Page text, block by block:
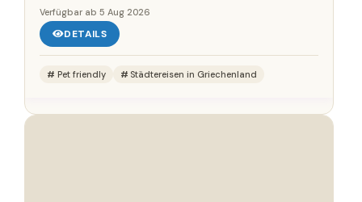
Verfügbar ab 5 Aug 2026
DETAILS
Pet friendly Städtereisen in Griechenland